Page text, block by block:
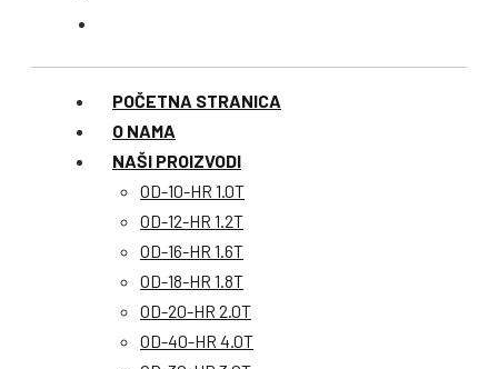
POČETNA STRANICA
O NAMA
NAŠI PROIZVODI
OD-10-HR 1.0T
OD-12-HR 1.2T
OD-16-HR 1.6T
OD-18-HR 1.8T
OD-20-HR 2.0T
OD-40-HR 4.0T